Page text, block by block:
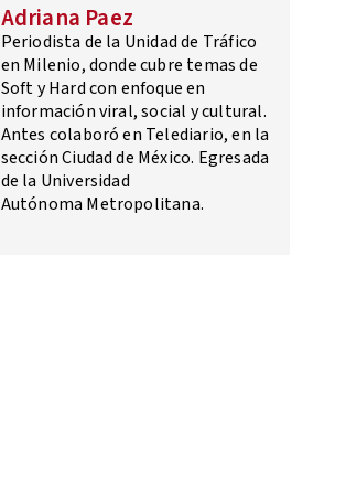
Adriana Paez
Periodista de la Unidad de Tráfico
en Milenio, donde cubre temas de
Soft y Hard con enfoque en
información viral, social y cultural.
Antes colaboró en Telediario, en la
sección Ciudad de México. Egresada
de la Universidad
Autónoma Metropolitana.